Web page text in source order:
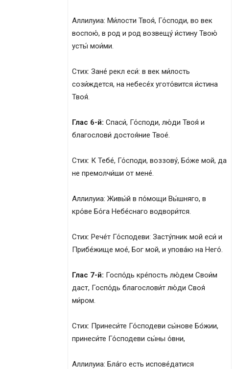
Аллилуиа: Ми́лости Твоя́, Го́споди, во век
воспою́, в род и род возвещу́ и́стину Твою́
усты́ мои́ми.
Стих: Зане́ рекл еси́: в век ми́лость
сози́ждется, на небесе́х угото́вится и́стина
Твоя́.
Глас 6-й: Спаси́, Го́споди, лю́ди Твоя́ и
благослови́ достоя́ние Твое́.
Стих: К Тебе́, Го́споди, воззову́, Бо́же мой, да
не премолчи́ши от мене́.
Аллилуиа: Живы́й в по́мощи Вы́шняго, в
кро́ве Бо́га Небе́снаго водвори́тся.
Стих: Рече́т Го́сподеви: Засту́пник мой еси́ и
Прибе́жище мое́, Бог мой, и упова́ю на Него́.
Глас 7-й: Госпо́дь кре́пость лю́дем Свои́м
даст, Госпо́дь благослови́т лю́ди Своя́
ми́ром.
Стих: Принеси́те Го́сподеви сы́нове Бо́жии,
принеси́те Го́сподеви сы́ны о́вни,
Аллилуиа: Бла́го есть испове́датися